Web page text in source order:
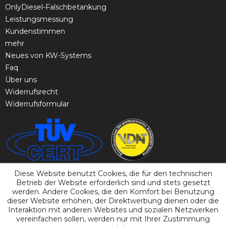
OnlyDiesel-Falschbetankung
Leistungsmessung
Kundenstimmen
mehr
Neues von KW-Systems
Faq
Über uns
Widerrufsrecht
Widerrufsformular
Diese Website benutzt Cookies, die für den technischen
Betrieb der Website erforderlich sind und stets gesetzt
werden. Andere Cookies, die den Komfort bei Benutzung
dieser Website erhöhen, der Direktwerbung dienen oder die
Interaktion mit anderen Websites und sozialen Netzwerken
vereinfachen sollen, werden nur mit Ihrer Zustimmung